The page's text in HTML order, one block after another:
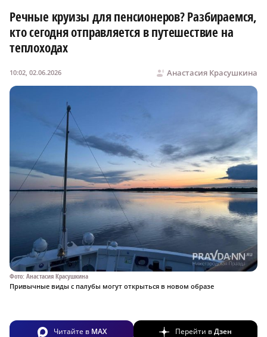
Речные круизы для пенсионеров? Разбираемся,
кто сегодня отправляется в путешествие на
теплоходах
Анастасия Красушкина
10:02, 02.06.2026
Фото: Анастасия Красушкина
Привычные виды с палубы могут открыться в новом образе
Читайте в MAX Перейти вДзен